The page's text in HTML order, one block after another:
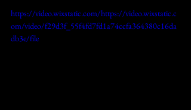
https://video.wixstatic.com/https://video.wixstatic.c
om/video/f29d3f_55f4fd7fd1a74ccfa364380c16da
db3e/file